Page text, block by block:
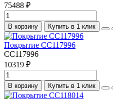
75488 ₽
В корзину Купить в 1 клик
Покрытие CC117996
CC117996
10319 ₽
В корзину Купить в 1 клик